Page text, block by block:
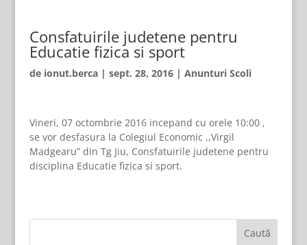
Consfatuirile judetene pentru
Educatie fizica si sport
de ionut.berca| sept. 28, 2016| Anunturi Scoli
Vineri, 07 octombrie 2016 incepand cu orele 10:00 ,
se vor desfasura la Colegiul Economic ,,Virgil
Madgearu” din Tg Jiu, Consfatuirile judetene pentru
disciplina Educatie fizica si sport.